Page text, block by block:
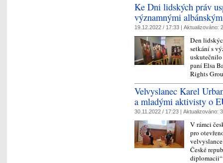
Ke Dni lidských práv
významnými
19.12.2022 / 17:33 | Aktualizováno:
Den
setkání s
paní Elsa
Rights
Velvyslanec Karel
a mladými aktivisty o
30.11.2022 / 17:23 | Aktualizováno:
V rámci
pro
České